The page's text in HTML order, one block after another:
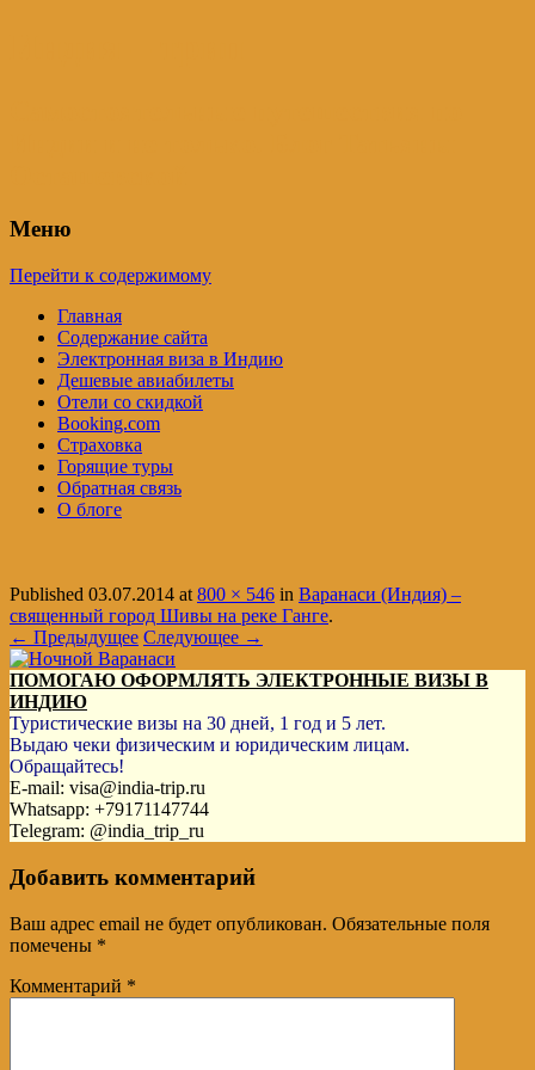
Меню
Перейти к содержимому
Главная
Содержание сайта
Электронная виза в Индию
Дешевые авиабилеты
Отели со скидкой
Booking.com
Страховка
Горящие туры
Обратная связь
О блоге
Published 03.07.2014 at800 × 546 in Варанаси (Индия) –
священный город Шивы на реке Ганге.
← Предыдущее Следующее →
ПОМОГАЮ ОФОРМЛЯТЬ ЭЛЕКТРОННЫЕ ВИЗЫ В
ИНДИЮ
Туристические визы на 30 дней, 1 год и 5 лет.
Выдаю чеки физическим и юридическим лицам.
Обращайтесь!
E-mail: visa@india-trip.ru
Whatsapp: +79171147744
Telegram: @india_trip_ru
Добавить комментарий
Ваш адрес email не будет опубликован. Обязательные поля
помечены *
Комментарий *